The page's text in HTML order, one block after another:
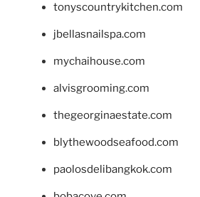
tonyscountrykitchen.com
jbellasnailspa.com
mychaihouse.com
alvisgrooming.com
thegeorginaestate.com
blythewoodseafood.com
paolosdelibangkok.com